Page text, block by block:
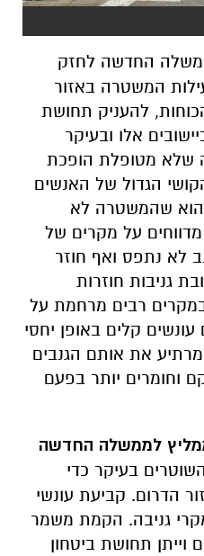
החדשה לחזק
המשטרה באזור
להעניק תחושת
אלו ובעיקר
שלא מטופלת הופכת
הגדול של האנשים
הוא שהמשטרה לא
על מקרים של
לא נתפס ואף חוזר
גניבות חוזרות
רבים מרחמת על
עונשים קלים באופן יחסי
את אותם הגנבים
וחומרים יותר בפעם
לממשלה החדשה
בעיקר כדי
הדרום. קביעת עונשי
גניבה. הקמת משמר
וייתן תחושת ביטחון